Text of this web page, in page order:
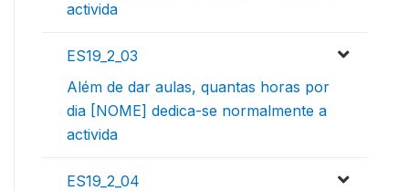
activida
ES19_2_03
Além de dar aulas, quantas horas por
dia [NOME] dedica-se normalmente a
activida
ES19_2_04